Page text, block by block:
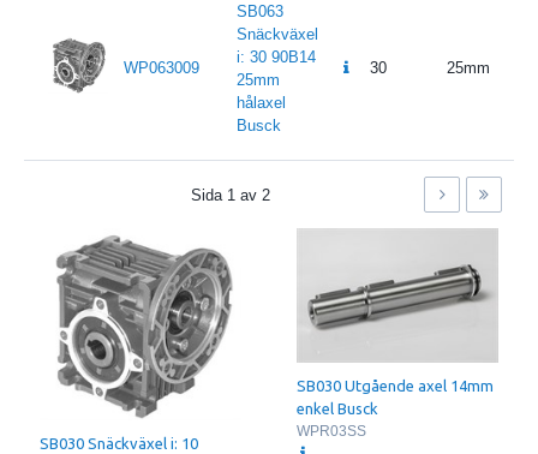
WP063009
SB063
Snäckväxel
i: 30 90B14
25mm
hålaxel
Busck
30 25mm
Sida 1 av 2
SB030 Snäckväxel i: 10
SB030 Utgående axel 14mm
enkel Busck
WPR03SS